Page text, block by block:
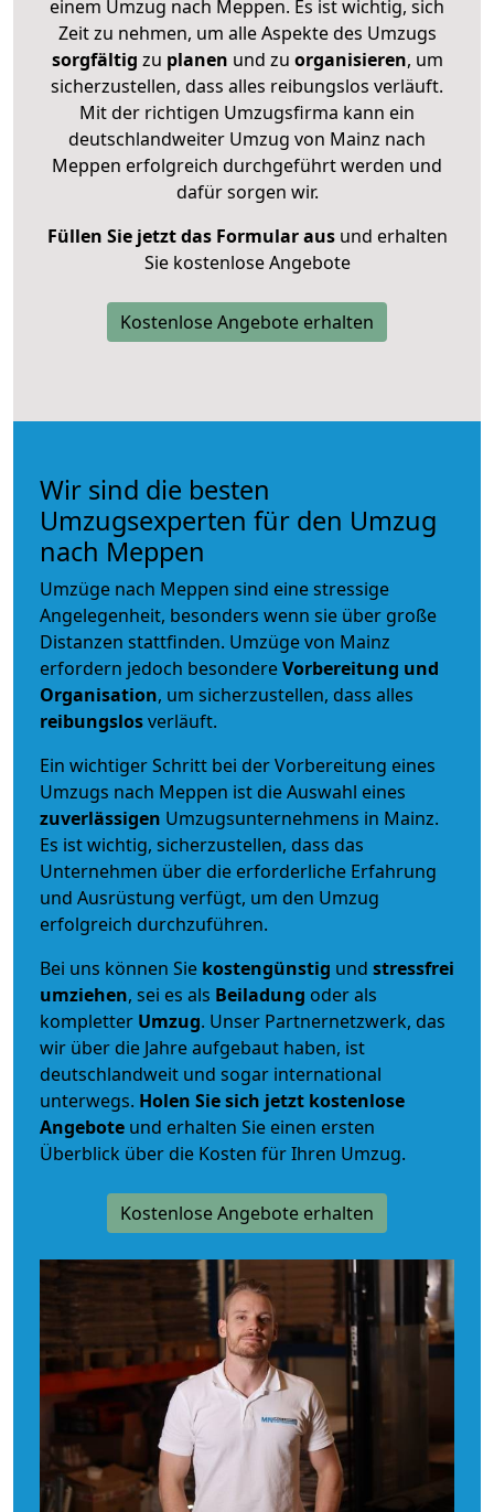
einem Umzug nach Meppen. Es ist wichtig, sich
Zeit zu nehmen, um alle Aspekte des Umzugs
sorgfältig zu planen und zu organisieren, um
sicherzustellen, dass alles reibungslos verläuft.
Mit der richtigen Umzugsfirma kann ein
deutschlandweiter Umzug von Mainz nach
Meppen erfolgreich durchgeführt werden und
dafür sorgen wir.
Füllen Sie jetzt das Formular ausund erhalten
Sie kostenlose Angebote
Kostenlose Angebote erhalten
Wir sind die besten
Umzugsexperten für den Umzug
nach Meppen
Umzüge nach Meppen sind eine stressige
Angelegenheit, besonders wenn sie über große
Distanzen stattfinden. Umzüge von Mainz
erfordern jedoch besondereVorbereitung und
Organisation, um sicherzustellen, dass alles
reibungslosverläuft.
Ein wichtiger Schritt bei der Vorbereitung eines
Umzugs nach Meppen ist die Auswahl eines
zuverlässigen Umzugsunternehmens in Mainz.
Es ist wichtig, sicherzustellen, dass das
Unternehmen über die erforderliche Erfahrung
und Ausrüstung verfügt, um den Umzug
erfolgreich durchzuführen.
Bei uns können Sie kostengünstig und stressfrei
umziehen, sei es als Beiladung oder als
kompletter Umzug. Unser Partnernetzwerk, das
wir über die Jahre aufgebaut haben, ist
deutschlandweit und sogar international
unterwegs. Holen Sie sich jetzt kostenlose
Angebote und erhalten Sie einen ersten
Überblick über die Kosten für Ihren Umzug.
Kostenlose Angebote erhalten